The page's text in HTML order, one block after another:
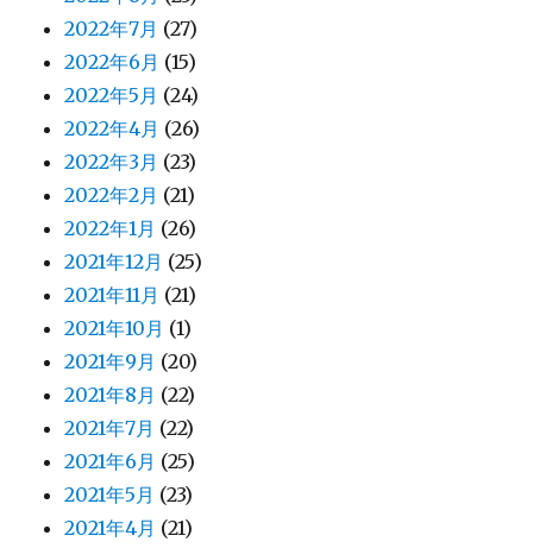
2022年7月 (27)
2022年6月 (15)
2022年5月 (24)
2022年4月 (26)
2022年3月 (23)
2022年2月 (21)
2022年1月 (26)
2021年12月 (25)
2021年11月 (21)
2021年10月 (1)
2021年9月 (20)
2021年8月 (22)
2021年7月 (22)
2021年6月 (25)
2021年5月 (23)
2021年4月 (21)